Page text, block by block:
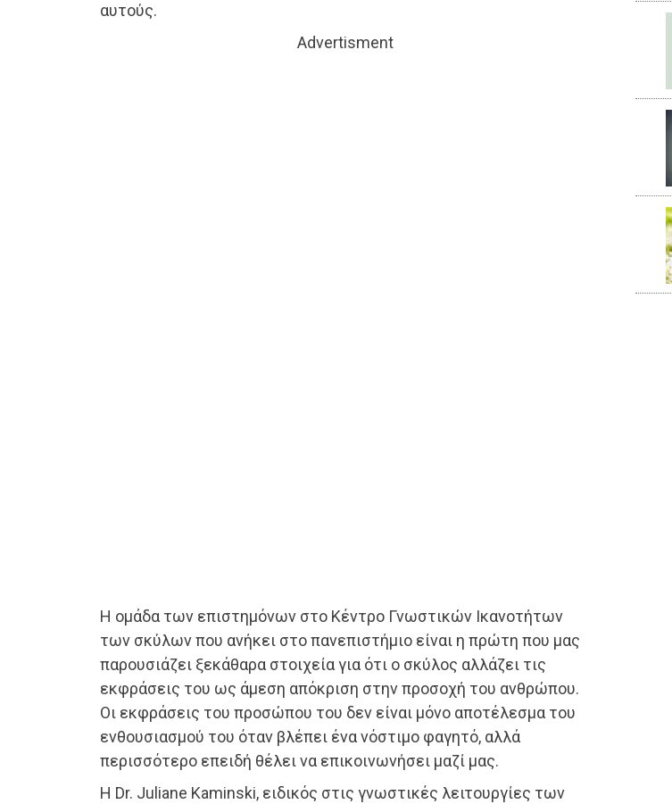
αυτούς.
Advertisment
Η ομάδα των επιστημόνων στο Κέντρο Γνωστικών Ικανοτήτων
των σκύλων που ανήκει στο πανεπιστήμιο είναι η πρώτη που μας
παρουσιάζει ξεκάθαρα στοιχεία για ότι ο σκύλος αλλάζει τις
εκφράσεις του ως άμεση απόκριση στην προσοχή του ανθρώπου.
Οι εκφράσεις του προσώπου του δεν είναι μόνο αποτέλεσμα του
ενθουσιασμού του όταν βλέπει ένα νόστιμο φαγητό, αλλά
περισσότερο επειδή θέλει να επικοινωνήσει μαζί μας.
Η Dr. Juliane Kaminski, ειδικός στις γνωστικές λειτουργίες των